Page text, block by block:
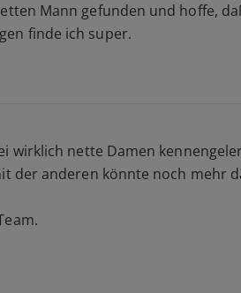
Mann gefunden und hoffe,
finde ich super.
wirklich nette Damen
der anderen könnte noch mehr